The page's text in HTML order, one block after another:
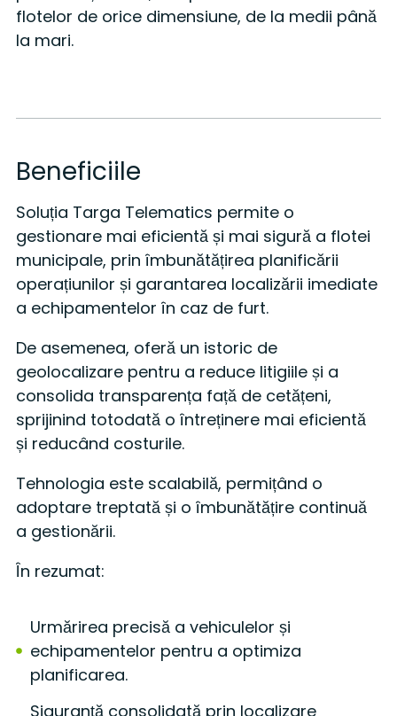
flotelor de orice dimensiune, de la medii până
la mari.
Beneficiile
Soluția Targa Telematics permite o
gestionare mai eficientă și mai sigură a flotei
municipale, prin îmbunătățirea planificării
operațiunilor și garantarea localizării imediate
a echipamentelor în caz de furt.
De asemenea, oferă un istoric de
geolocalizare pentru a reduce litigiile și a
consolida transparența față de cetățeni,
sprijinind totodată o întreținere mai eficientă
și reducând costurile.
Tehnologia este scalabilă, permițând o
adoptare treptată și o îmbunătățire continuă
a gestionării.
În rezumat:
Urmărirea precisă a vehiculelor și
echipamentelor pentru a optimiza
planificarea.
Siguranță consolidată prin localizare